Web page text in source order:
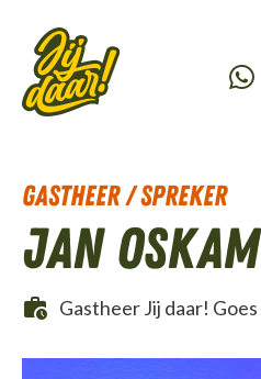
Gastheer / Spreker
Jan Oskam
Gastheer Jij daar! Goes